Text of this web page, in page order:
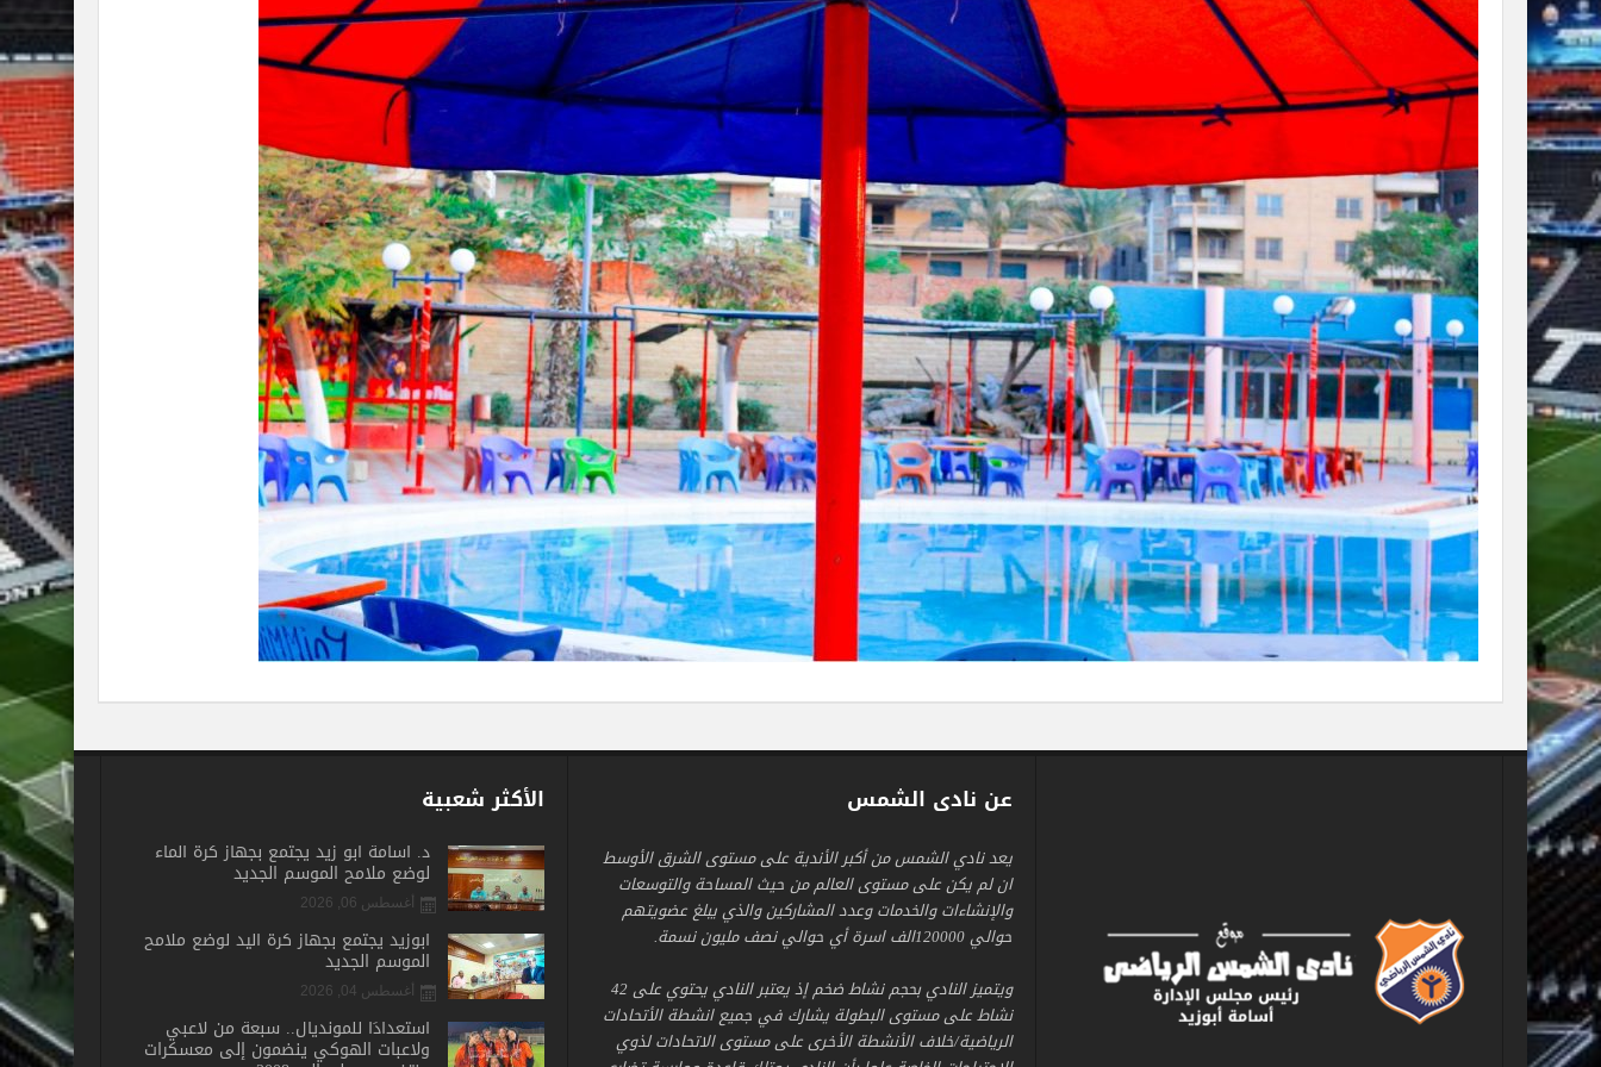
عن نادى الشمس
يعد نادي الشمس من أكبر الأندية على مستوى الشرق الأوسط
ان لم يكن على مستوى العالم من حيث المساحة والتوسعات
والإنشاءات والخدمات وعدد المشاركين والذي يبلغ عضويتهم
حوالي 120000الف اسرة أي حوالي نصف مليون نسمة.
ويتميز النادي بحجم نشاط ضخم إذ يعتبر النادي يحتوي على 42
نشاط على مستوى البطولة يشارك في جميع انشطة الأتحادات
الرياضية/خلاف الأنشطة الأخرى على مستوى الاتحادات لذوي
الأكثر شعبية
د. أسامة أبو زيد يجتمع بجهاز كرة الماء
لوضع ملامح الموسم الجديد
أغسطس 06, 2026
أبوزيد يجتمع بجهاز كرة اليد لوضع ملامح
الموسم الجديد
أغسطس 04, 2026
استعدادًا للمونديال.. سبعة من لاعبي
ولاعبات الهوكي ينضمون إلى معسكرات